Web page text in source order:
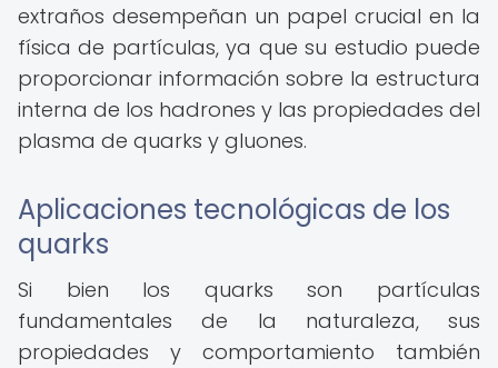
extraños desempeñan un papel crucial en la
física de partículas, ya que su estudio puede
proporcionar información sobre la estructura
interna de los hadrones y las propiedades del
plasma de quarks y gluones.
Aplicaciones tecnológicas de los
quarks
Si bien los quarks son partículas
fundamentales de la naturaleza, sus
propiedades y comportamiento también